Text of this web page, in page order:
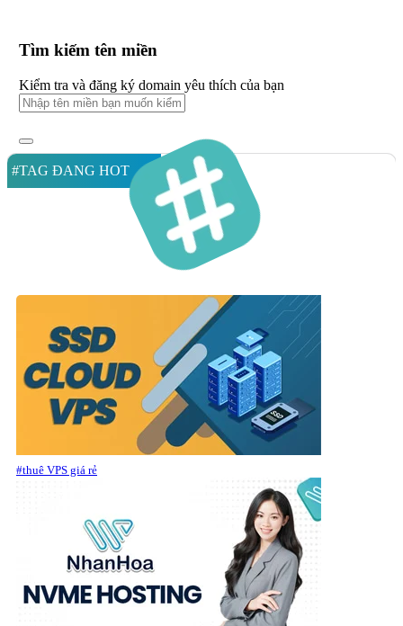
Tìm kiếm tên miền
Kiểm tra và đăng ký domain yêu thích của bạn
#TAG ĐANG HOT
#thuê VPS giá rẻ